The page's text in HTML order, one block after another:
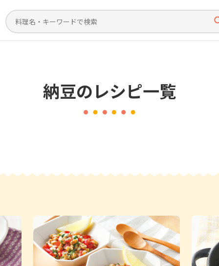
納豆のレシピ一覧